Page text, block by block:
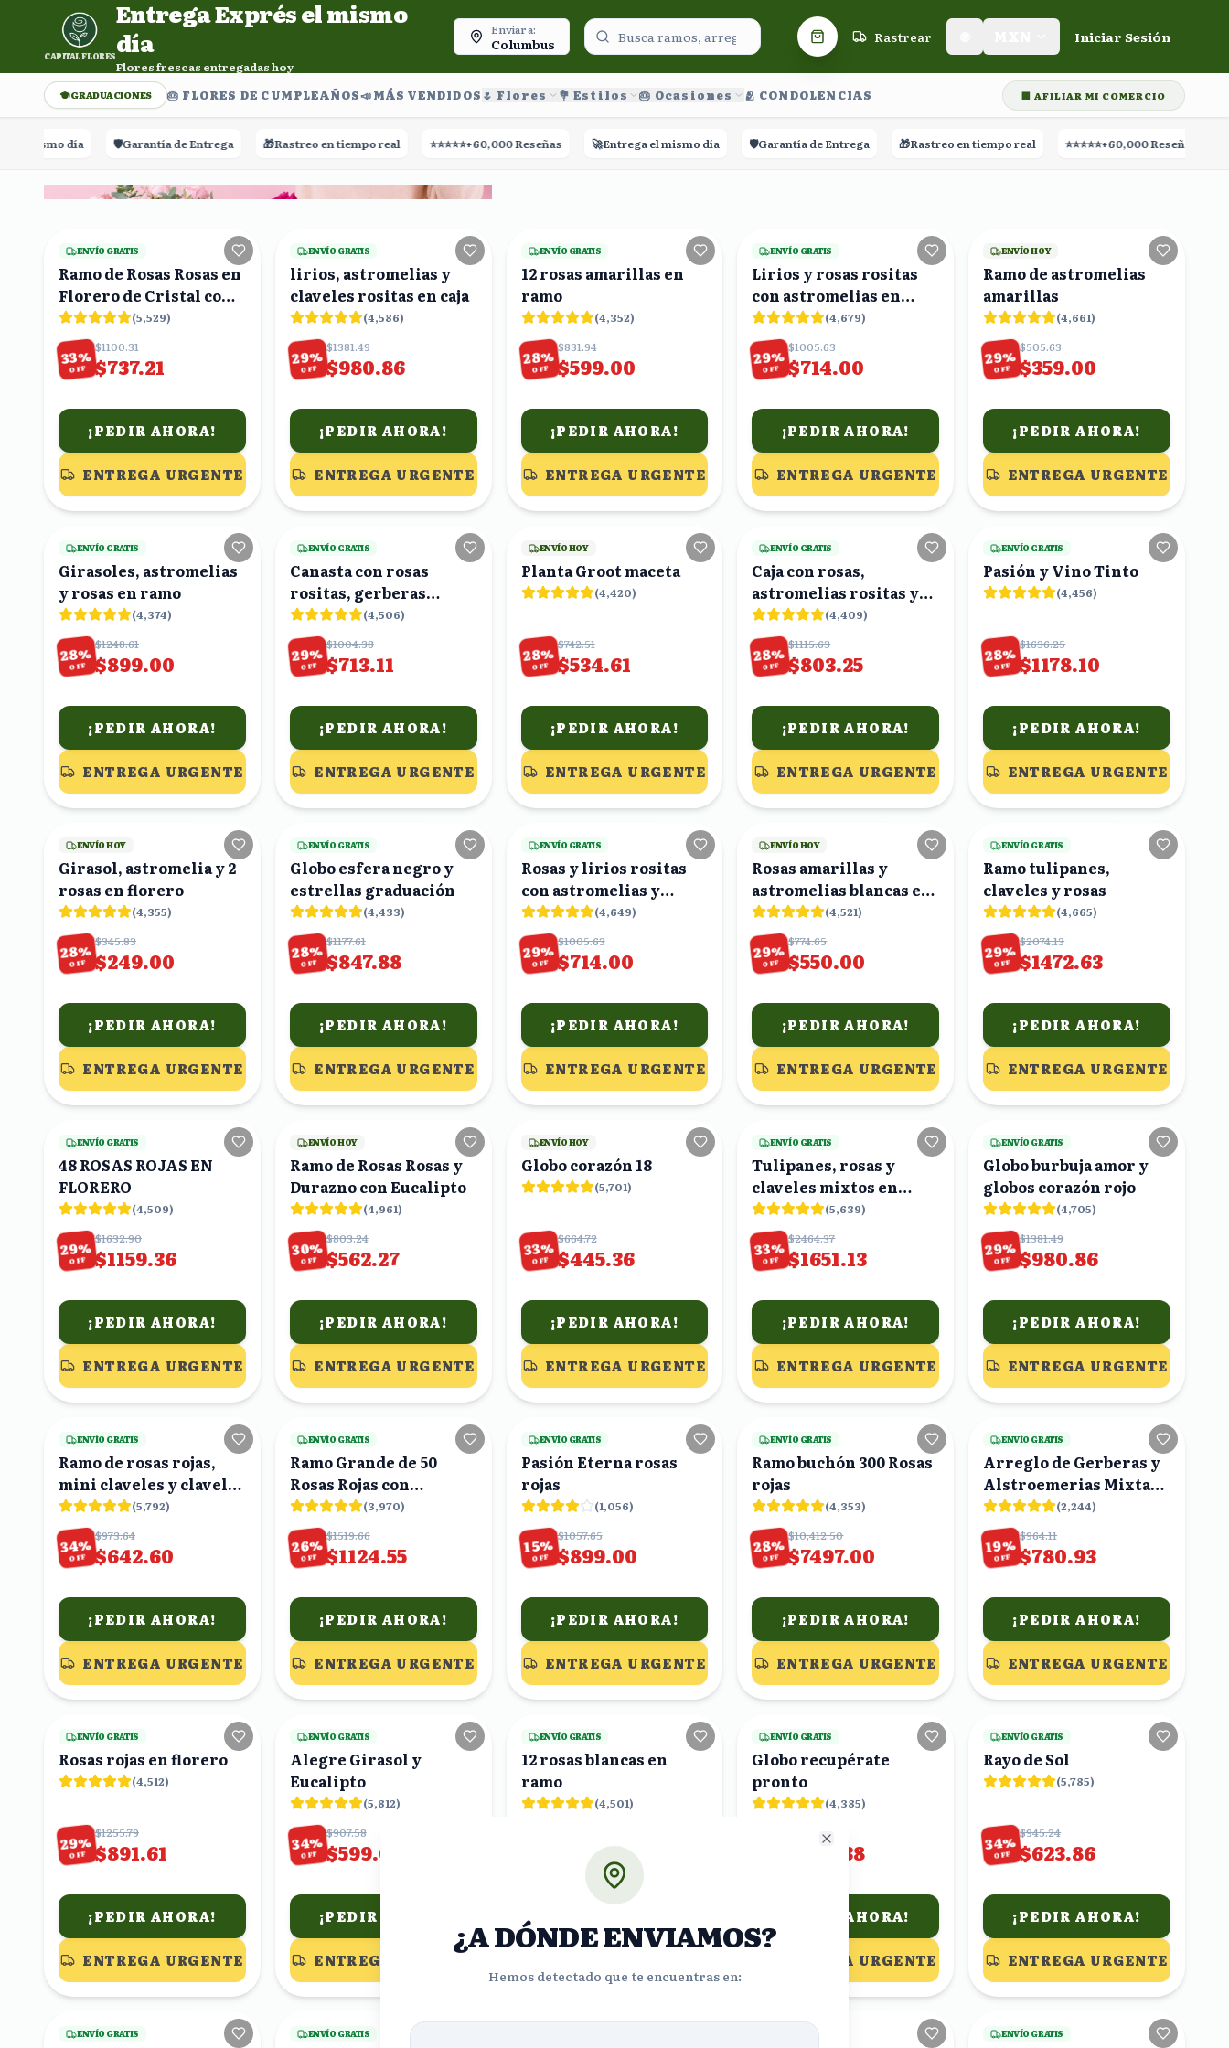
Entrega Exprés el mismo día. Flores frescas entregadas hoy.
CAPITAL FLORES
Entrega Exprés el mismo
día
Flores frescas entregadas hoy
Enviar a:
Columbus Carrito de compras
Rastrear Iniciar Sesión
GRADUACIONES 🎂 FLORES DE CUMPLEAÑOS📣​MÁS VENDIDOS 🌷 Flores 💐 Estilos 🎂 Ocasiones 🫂 CONDOLENCIAS 🏢 AFILIAR MI COMERCIO
🛡️Garantía de Entrega 🎁Rastreo en tiempo real ⭐⭐⭐⭐⭐ +60,000 Reseñas 🚀Entrega el mismo día 🛡️Garantía de Entrega 🎁Rastreo en tiempo real ⭐⭐⭐⭐⭐ +60,000 Reseñas
ENVÍO GRATIS
Ramo de Rosas Rosas en
Florero de Cristal con
Globo Corazón
(5,529)
33%
OFF
$1100.31
$737.21
¡PEDIR AHORA!
ENTREGA URGENTE
ENVÍO GRATIS
lirios, astromelias y
claveles rositas en caja
(4,586)
29%
OFF
$1381.49
$980.86
¡PEDIR AHORA!
ENTREGA URGENTE
ENVÍO GRATIS
12 rosas amarillas en
ramo
(4,352)
28%
OFF
$831.94
$599.00
¡PEDIR AHORA!
ENTREGA URGENTE
ENVÍO GRATIS
Lirios y rosas rositas
con astromelias en
ramo
(4,679)
29%
OFF
$1005.63
$714.00
¡PEDIR AHORA!
ENTREGA URGENTE
ENVÍO HOY
Ramo de astromelias
amarillas
(4,661)
29%
OFF
$505.63
$359.00
¡PEDIR AHORA!
ENTREGA URGENTE
16viendo
ENVÍO GRATIS
Girasoles, astromelias
y rosas en ramo
(4,374)
28%
OFF
$1248.61
$899.00
¡PEDIR AHORA!
ENTREGA URGENTE
17viendo
ENVÍO GRATIS
Canasta con rosas
rositas, gerberas
amarillas y astromelias
blancas
(4,506)
29%
OFF
$1004.38
$713.11
¡PEDIR AHORA!
ENTREGA URGENTE
17viendo
ENVÍO HOY
Planta Groot maceta
(4,420)
28%
OFF
$742.51
$534.61
¡PEDIR AHORA!
ENTREGA URGENTE
21viendo
ENVÍO GRATIS
Caja con rosas,
astromelias rositas y
claveles baby
(4,409)
28%
OFF
$1115.63
$803.25
¡PEDIR AHORA!
ENTREGA URGENTE
17viendo
ENVÍO GRATIS
Pasión y Vino Tinto
(4,456)
28%
OFF
$1636.25
$1178.10
¡PEDIR AHORA!
ENTREGA URGENTE
19viendo
ENVÍO HOY
Girasol, astromelia y 2
rosas en florero
(4,355)
28%
OFF
$345.83
$249.00
¡PEDIR AHORA!
ENTREGA URGENTE
19viendo
ENVÍO GRATIS
Globo esfera negro y
estrellas graduación
(4,433)
28%
OFF
$1177.61
$847.88
¡PEDIR AHORA!
ENTREGA URGENTE
21viendo
ENVÍO GRATIS
Rosas y lirios rositas
con astromelias y
eucalipto en florero
(4,649)
29%
OFF
$1005.63
$714.00
¡PEDIR AHORA!
ENTREGA URGENTE
18viendo
ENVÍO HOY
Rosas amarillas y
astromelias blancas en
ramo
(4,521)
29%
OFF
$774.65
$550.00
¡PEDIR AHORA!
ENTREGA URGENTE
20viendo
ENVÍO GRATIS
Ramo tulipanes,
claveles y rosas
(4,665)
29%
OFF
$2074.13
$1472.63
¡PEDIR AHORA!
ENTREGA URGENTE
19viendo
ENVÍO GRATIS
48 ROSAS ROJAS EN
FLORERO
(4,509)
29%
OFF
$1632.90
$1159.36
¡PEDIR AHORA!
ENTREGA URGENTE
20viendo
ENVÍO HOY
Ramo de Rosas Rosas y
Durazno con Eucalipto
(4,961)
30%
OFF
$803.24
$562.27
¡PEDIR AHORA!
ENTREGA URGENTE
24viendo
ENVÍO HOY
Globo corazón 18
(5,701)
33%
OFF
$664.72
$445.36
¡PEDIR AHORA!
ENTREGA URGENTE
22viendo
ENVÍO GRATIS
Tulipanes, rosas y
claveles mixtos en
ramo
(5,639)
33%
OFF
$2464.37
$1651.13
¡PEDIR AHORA!
ENTREGA URGENTE
20viendo
ENVÍO GRATIS
Globo burbuja amor y
globos corazón rojo
(4,705)
29%
OFF
$1381.49
$980.86
¡PEDIR AHORA!
ENTREGA URGENTE
25viendo
ENVÍO GRATIS
Ramo de rosas rojas,
mini claveles y claveles
rojos
(5,792)
34%
OFF
$973.64
$642.60
¡PEDIR AHORA!
ENTREGA URGENTE
15viendo
ENVÍO GRATIS
Ramo Grande de 50
Rosas Rojas con
Claveles y Eucalipto
(3,970)
26%
OFF
$1519.66
$1124.55
¡PEDIR AHORA!
ENTREGA URGENTE
3viendo
ENVÍO GRATIS
Pasión Eterna rosas
rojas
(1,056)
15%
OFF
$1057.65
$899.00
¡PEDIR AHORA!
ENTREGA URGENTE
18viendo
ENVÍO GRATIS
Ramo buchón 300 Rosas
rojas
(4,353)
28%
OFF
$10,412.50
$7497.00
¡PEDIR AHORA!
ENTREGA URGENTE
10viendo
ENVÍO GRATIS
Arreglo de Gerberas y
Alstroemerias Mixtas
en Florero con Moño
Verde
(2,244)
19%
OFF
$964.11
$780.93
¡PEDIR AHORA!
ENTREGA URGENTE
20viendo
ENVÍO GRATIS
Rosas rojas en florero
(4,512)
29%
OFF
$1255.79
$891.61
¡PEDIR AHORA!
ENTREGA URGENTE
25viendo
ENVÍO GRATIS
Alegre Girasol y
Eucalipto
(5,812)
34%
OFF
$907.58
$599.00
¡PEDIR AHORA!
ENTREGA URGENTE
19viendo
ENVÍO GRATIS
12 rosas blancas en
ramo
(4,501)
$714.00
17viendo
ENVÍO GRATIS
Globo recupérate
pronto
(4,385)
$929.69
$669.38
¡PEDIR AHORA!
ENTREGA URGENTE
23viendo
ENVÍO GRATIS
Rayo de Sol
(5,785)
34%
OFF
$945.24
$623.86
¡PEDIR AHORA!
ENTREGA URGENTE
20viendo
ENVÍO GRATIS ENVÍO GRATIS
18viendo
ENVÍO GRATIS
25viendo
ENVÍO GRATIS
¿A DÓNDE ENVIAMOS?
Hemos detectado que te encuentras en:
Close